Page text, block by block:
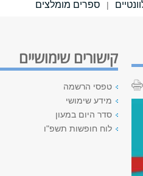
| ספרים מומלצים
קישורים שימושיים
טפסי הרשמה
מידע שימושי
סדר היום במעון
לוח חופשות תשפ"ו